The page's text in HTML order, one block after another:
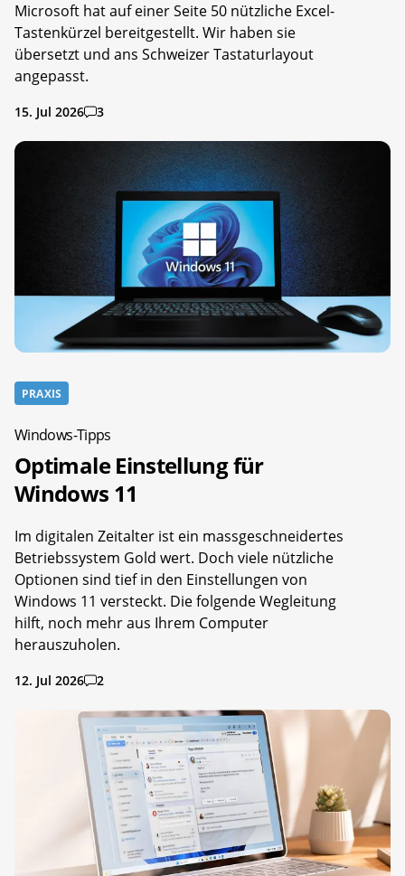
Microsoft hat auf einer Seite 50 nützliche Excel-
Tastenkürzel bereitgestellt. Wir haben sie
übersetzt und ans Schweizer Tastaturlayout
angepasst.
15. Jul 2026 3
PRAXIS
Windows-Tipps
Optimale Einstellung für
Windows 11
Im digitalen Zeitalter ist ein massgeschneidertes
Betriebssystem Gold wert. Doch viele nützliche
Optionen sind tief in den Einstellungen von
Windows 11 versteckt. Die folgende Wegleitung
hilft, noch mehr aus Ihrem Computer
herauszuholen.
12. Jul 2026 2